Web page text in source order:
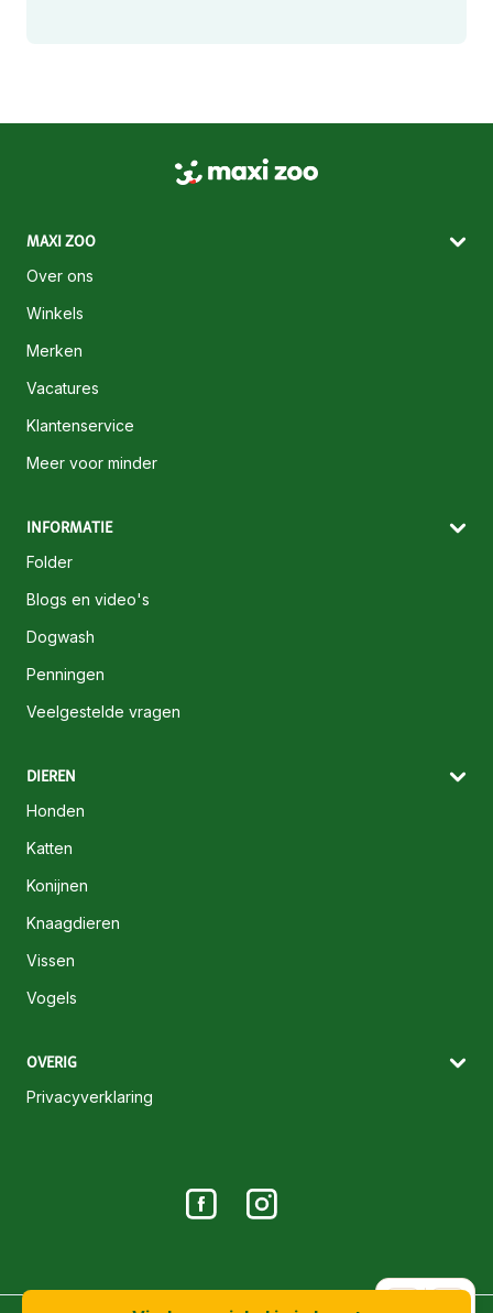
MAXI ZOO
Over ons
Winkels
Merken
Vacatures
Klantenservice
Meer voor minder
INFORMATIE
Folder
Blogs en video's
Dogwash
Penningen
Veelgestelde vragen
DIEREN
Honden
Katten
Konijnen
Knaagdieren
Vissen
Vogels
OVERIG
Privacyverklaring